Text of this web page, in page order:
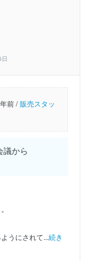
前 / 販売スタッ
から
うにされて...続き